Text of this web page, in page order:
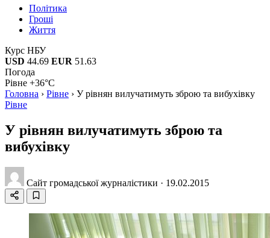
Політика
Гроші
Життя
Курс НБУ
USD 44.69 EUR 51.63
Погода
Рівне +36°C
Головна › Рівне › У рівнян вилучатимуть зброю та вибухівку
Рівне
У рівнян вилучатимуть зброю та
вибухівку
Сайт громадської журналістики · 19.02.2015